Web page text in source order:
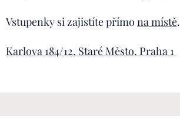
Vstupenky si zajistíte přímo na místě.
Karlova 184/12, Staré Město, Praha 1